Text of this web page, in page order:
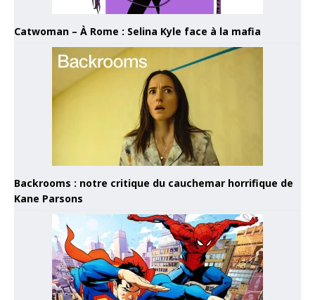
Catwoman – À Rome : Selina Kyle face à la mafia
Backrooms : notre critique du cauchemar horrifique de
Kane Parsons